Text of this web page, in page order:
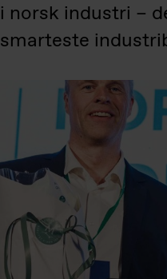
i norsk industri –
smarteste